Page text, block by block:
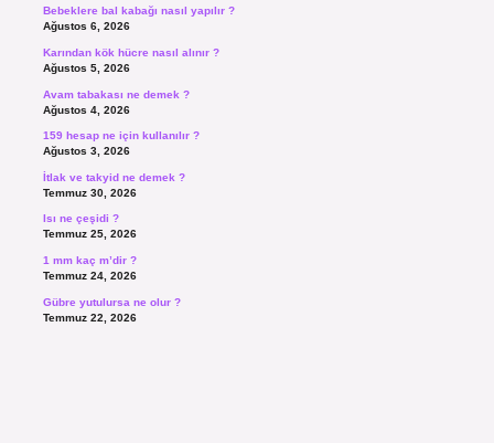
Bebeklere bal kabağı nasıl yapılır ?
Ağustos 6, 2026
Karından kök hücre nasıl alınır ?
Ağustos 5, 2026
Avam tabakası ne demek ?
Ağustos 4, 2026
159 hesap ne için kullanılır ?
Ağustos 3, 2026
İtlak ve takyid ne demek ?
Temmuz 30, 2026
Isı ne çeşidi ?
Temmuz 25, 2026
1 mm kaç m’dir ?
Temmuz 24, 2026
Gübre yutulursa ne olur ?
Temmuz 22, 2026